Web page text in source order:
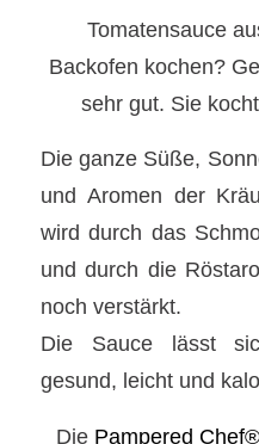
Tomatensauce
Backofen kochen?
sehr gut. Sie
Die ganze Süße,
und Aromen der
wird durch das
und durch die
noch verstärkt.
Die Sauce lässt
gesund, leicht und
Die Pampered